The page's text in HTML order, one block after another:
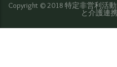
Copyright © 2018 特定非営利活
と介護連